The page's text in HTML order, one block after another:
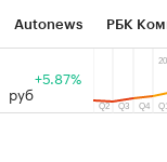
Autonews РБК
Тренды
руб
+5.87%